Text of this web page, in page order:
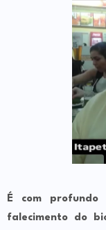
É com profundo
falecimento do